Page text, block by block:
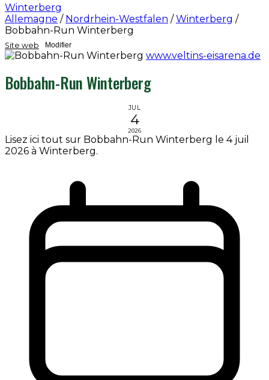
Winterberg
Allemagne / Nordrhein-Westfalen / Winterberg /
Bobbahn-Run Winterberg
Site web Modifier
www.veltins-eisarena.de
Bobbahn-Run Winterberg
JUL
4
2026
Lisez ici tout sur Bobbahn-Run Winterberg le 4 juil
2026 à Winterberg.